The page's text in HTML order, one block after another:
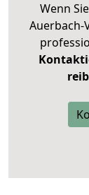
Wenn
Auerbach-